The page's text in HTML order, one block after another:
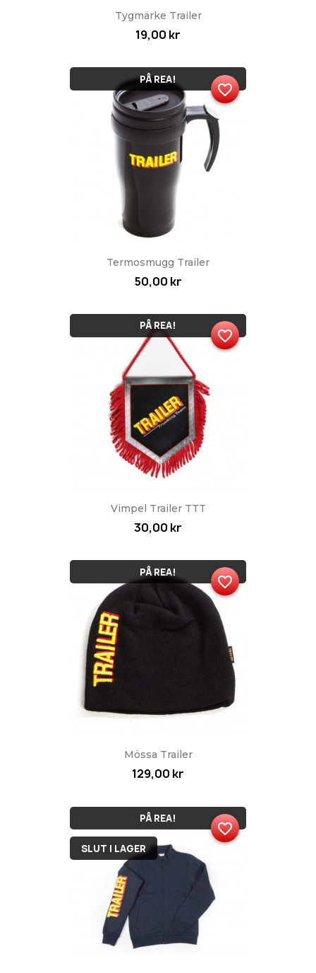
Tygmärke Trailer
19,00 kr
Termosmugg Trailer
50,00 kr
PÅ REA!
favorite_border
Vimpel Trailer TTT
30,00 kr
PÅ REA!
favorite_border
Mössa Trailer
129,00 kr
PÅ REA!
favorite_border
PÅ REA!
SLUT I LAGER
favorite_border